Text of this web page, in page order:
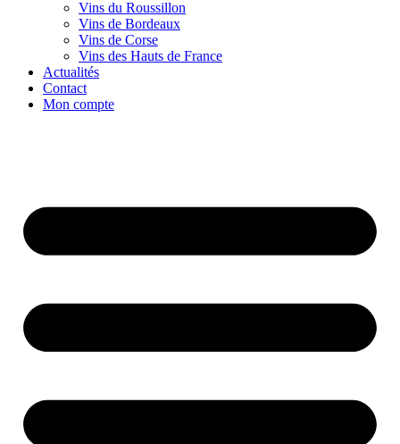
Vins du Roussillon
Vins de Bordeaux
Vins de Corse
Vins des Hauts de France
Actualités
Contact
Mon compte